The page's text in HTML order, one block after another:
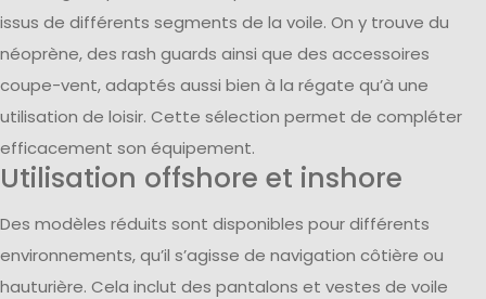
issus de différents segments de la voile. On y trouve du
néoprène, des rash guards ainsi que des accessoires
coupe-vent, adaptés aussi bien à la régate qu’à une
utilisation de loisir. Cette sélection permet de compléter
efficacement son équipement.
Utilisation offshore et inshore
Des modèles réduits sont disponibles pour différents
environnements, qu’il s’agisse de navigation côtière ou
hauturière. Cela inclut des pantalons et vestes de voile